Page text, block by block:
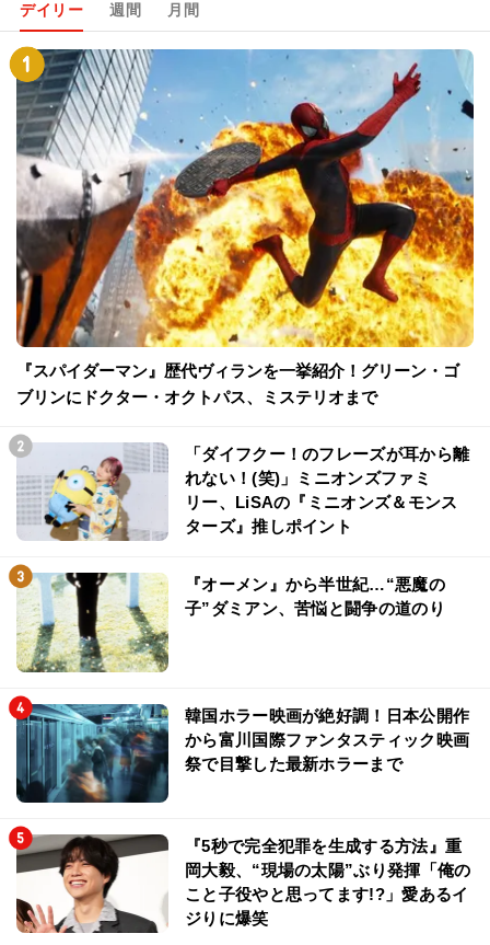
デイリー 週間 月間
『スパイダーマン』歴代ヴィランを一挙紹介！グリーン・ゴ
ブリンにドクター・オクトパス、ミステリオまで
「ダイフクー！のフレーズが耳から離
れない！(笑)」ミニオンズファミ
リー、LiSAの『ミニオンズ＆モンス
ターズ』推しポイント
『オーメン』から半世紀…“悪魔の
子”ダミアン、苦悩と闘争の道のり
韓国ホラー映画が絶好調！日本公開作
から富川国際ファンタスティック映画
祭で目撃した最新ホラーまで
『5秒で完全犯罪を生成する方法』重
岡大毅、“現場の太陽”ぶり発揮「俺の
こと子役やと思ってます!?」愛あるイ
ジりに爆笑